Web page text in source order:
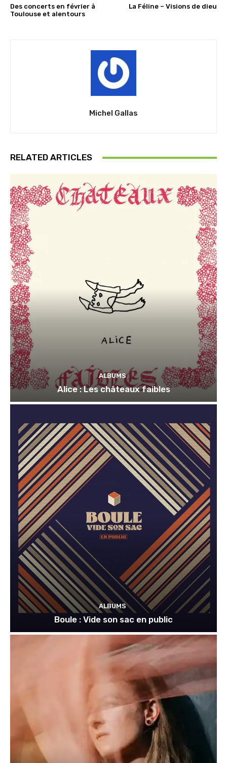
Des concerts en février à
Toulouse et alentours
La Féline – Visions de dieu
Michel Gallas
RELATED ARTICLES
ALBUMS
Alice : Les châteaux faibles
ALBUMS
Boule : Vide son sac en public